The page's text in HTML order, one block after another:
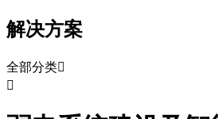
解决方案
全部分类
